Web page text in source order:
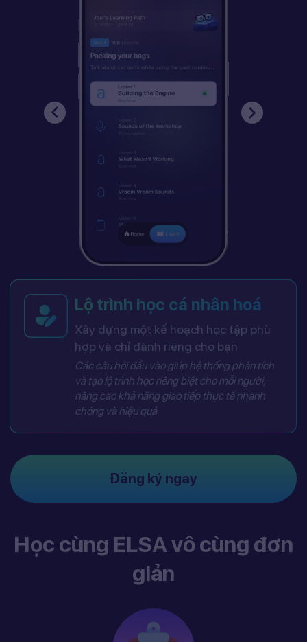
Lộ trình học cá nhân hoá
Xây dựng một kế hoạch học tập phù
hợp và chỉ dành riêng cho bạn
Các câu hỏi đầu vào giúp hệ thống phân tích
và tạo lộ trình học riêng biệt cho mỗi người,
nâng cao khả năng giao tiếp thực tế nhanh
chóng và hiệu quả
Đăng ký ngay
Học cùng ELSA vô cùng đơn
giản